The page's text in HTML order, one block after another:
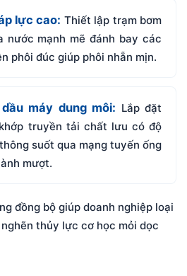
lực cao: Thiết lập trạm bơm
mạnh mẽ đánh bay các
phôi đúc giúp phôi nhẵn mịn.
máy dung môi: Lắp đặt
truyền tải chất lưu có độ
suốt qua mạng tuyến ống
mượt.
đồng bộ giúp doanh nghiệp loại
thủy lực cơ học mỏi dọc